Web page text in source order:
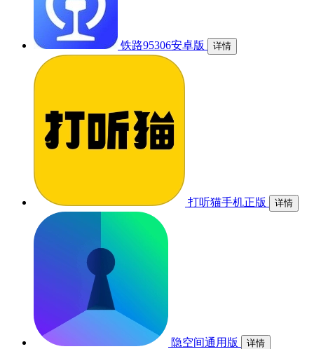
铁路95306安卓版 详情
打听猫手机正版 详情
隐空间通用版 详情